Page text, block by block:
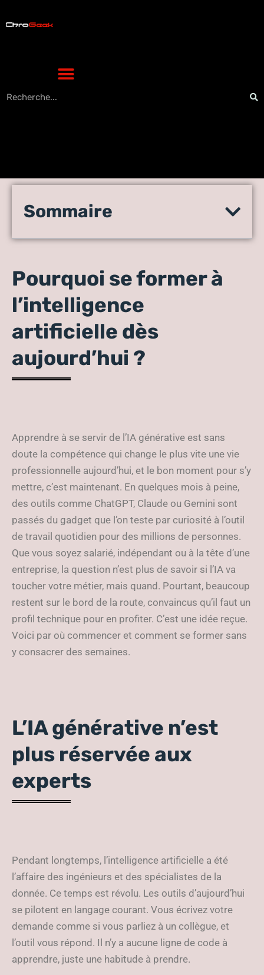
Se former à l’Intelligence
commencer ?
Sommaire
Pourquoi se former à
l’intelligence
artificielle dès
aujourd’hui ?
Apprendre à se servir de l’IA générative est sans
doute la compétence qui change le plus vite une vie
professionnelle aujourd’hui, et le bon moment pour s’y
mettre, c’est maintenant. En quelques mois à peine,
des outils comme ChatGPT, Claude ou Gemini sont
passés du gadget que l’on teste par curiosité à l’outil
de travail quotidien pour des millions de personnes.
Que vous soyez salarié, indépendant ou à la tête d’une
entreprise, la question n’est plus de savoir si l’IA va
toucher votre métier, mais quand. Pourtant, beaucoup
restent sur le bord de la route, convaincus qu’il faut un
profil technique pour en profiter. C’est une idée reçue.
Voici par où commencer et comment se former sans
y consacrer des semaines.
L’IA générative n’est
plus réservée aux
experts
Pendant longtemps, l’intelligence artificielle a été
l’affaire des ingénieurs et des spécialistes de la
donnée. Ce temps est révolu. Les outils d’aujourd’hui
se pilotent en langage courant. Vous écrivez votre
demande comme si vous parliez à un collègue, et
l’outil vous répond. Il n’y a aucune ligne de code à
apprendre, juste une habitude à prendre.